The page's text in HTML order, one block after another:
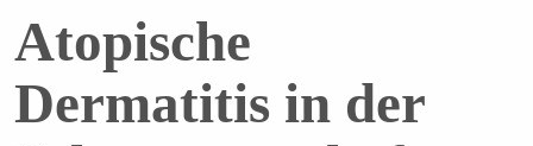
Atopische
Dermatitis in der